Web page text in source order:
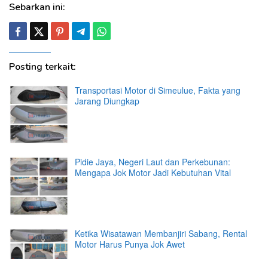
Sebarkan ini:
Posting terkait:
Transportasi Motor di Simeulue, Fakta yang
Jarang Diungkap
Pidie Jaya, Negeri Laut dan Perkebunan:
Mengapa Jok Motor Jadi Kebutuhan Vital
Ketika Wisatawan Membanjiri Sabang, Rental
Motor Harus Punya Jok Awet